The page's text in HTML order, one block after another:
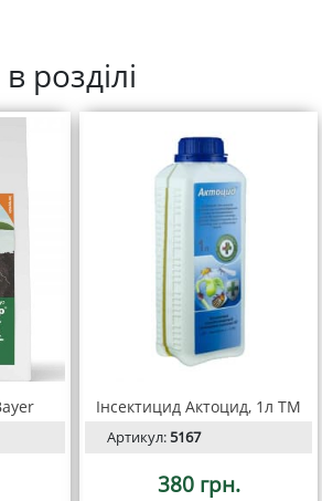
розділі
Інсектицид Актоцид, 1л ТМ
Артикул:5167
380 грн.